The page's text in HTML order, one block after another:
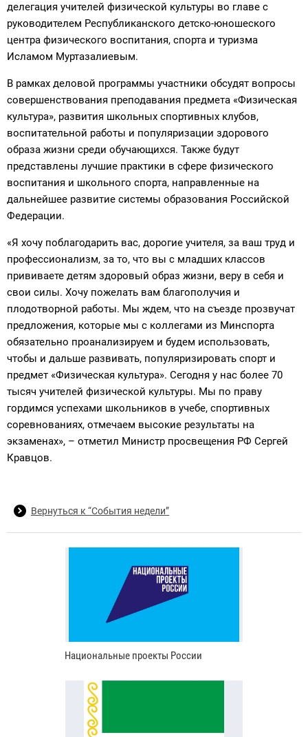
делегация учителей физической культуры во главе с
руководителем Республиканского детско-юношеского
центра физического воспитания, спорта и туризма
Исламом Муртазалиевым.
В рамках деловой программы участники обсудят вопросы
совершенствования преподавания предмета «Физическая
культура», развития школьных спортивных клубов,
воспитательной работы и популяризации здорового
образа жизни среди обучающихся. Также будут
представлены лучшие практики в сфере физического
воспитания и школьного спорта, направленные на
дальнейшее развитие системы образования Российской
Федерации.
«Я хочу поблагодарить вас, дорогие учителя, за ваш труд и
профессионализм, за то, что вы с младших классов
прививаете детям здоровый образ жизни, веру в себя и
свои силы. Хочу пожелать вам благополучия и
плодотворной работы. Мы ждем, что на съезде прозвучат
предложения, которые мы с коллегами из Минспорта
обязательно проанализируем и будем использовать,
чтобы и дальше развивать, популяризировать спорт и
предмет «Физическая культура». Сегодня у нас более 70
тысяч учителей физической культуры. Мы по праву
гордимся успехами школьников в учебе, спортивных
соревнованиях, отмечаем высокие результаты на
экзаменах», – отметил Министр просвещения РФ Сергей
Кравцов.
Вернуться к “События недели”
Национальные проекты России